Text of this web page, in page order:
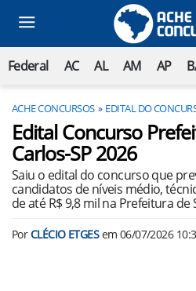
Federal AC AL AM AP
ACHE CONCURSOS EDITAL DO
Edital Concurso
Carlos-SP 2026
Saiu o edital do concurso que
candidatos de níveis médio,
de até R$ 9,8 mil na Prefeitura de
PorCLÉCIO ETGESem 06/07/2026